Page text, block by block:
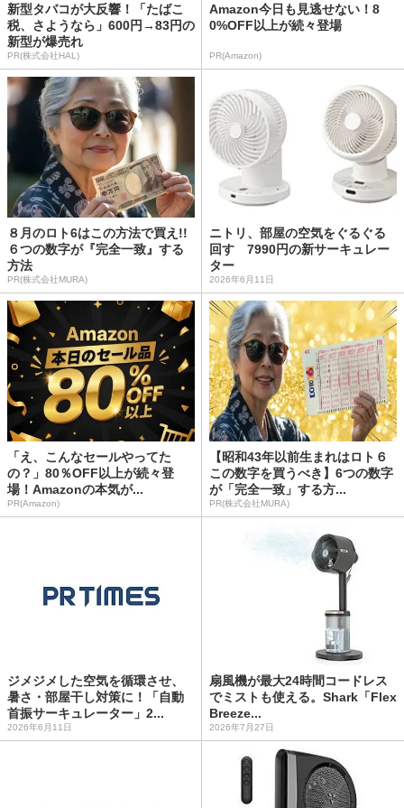
新型タバコが大反響！「たばこ
税、さようなら」600円→83円の
新型が爆売れ
PR(株式会社HAL)
Amazon今日も見逃せない！8
0%OFF以上が続々登場
PR(Amazon)
８月のロト6はこの方法で買え!!
６つの数字が『完全一致』する
方法
PR(株式会社MURA)
ニトリ、部屋の空気をぐるぐる
回す 7990円の新サーキュレー
ター
2026年6月11日
「え、こんなセールやってた
の？」80％OFF以上が続々登
場！Amazonの本気が...
PR(Amazon)
【昭和43年以前生まれはロト６
この数字を買うべき】6つの数字
が「完全一致」する方...
PR(株式会社MURA)
ジメジメした空気を循環させ、
暑さ・部屋干し対策に！「自動
首振サーキュレーター」2...
2026年6月11日
扇風機が最大24時間コードレス
でミストも使える。Shark「Flex
Breeze...
2026年7月27日